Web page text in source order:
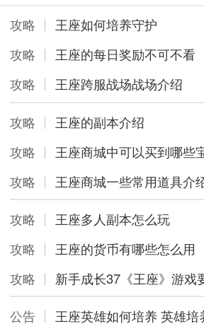
攻略 丨 王座如何培养守护
攻略 丨 王座的每日奖励不可不看
攻略 丨 王座跨服战场战场介绍
攻略 丨 王座的副本介绍
攻略 丨 王座商城中可以买到哪些
攻略 丨 王座商城一些常用道具介
攻略 丨 王座多人副本怎么玩
攻略 丨 王座的货币有哪些怎么用
攻略 丨 新手成长37《王座》游戏
公告 丨 王座英雄如何培养 英雄培